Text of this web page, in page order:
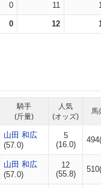
0 11
0 12
騎手
(斤量)
人気
(オッズ)
馬
山田 和広
(57.0)
5
(16.0)
山田 和広
(57.0)
12
(55.8)